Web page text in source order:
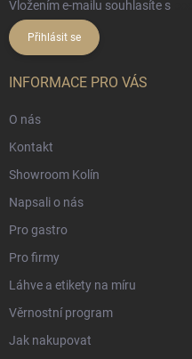
Vložením e-mailu souhlasíte s
Přihlásit se
INFORMACE PRO VÁS
O nás
Kontakt
Showroom Kolín
Napsali o nás
Pro gastro
Pro firmy
Láhve a etikety na míru
Věrnostní program
Jak nakupovat